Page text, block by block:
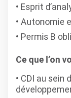
Esprit
Autonomie
Permis B
Ce que l’on
CDI au sein